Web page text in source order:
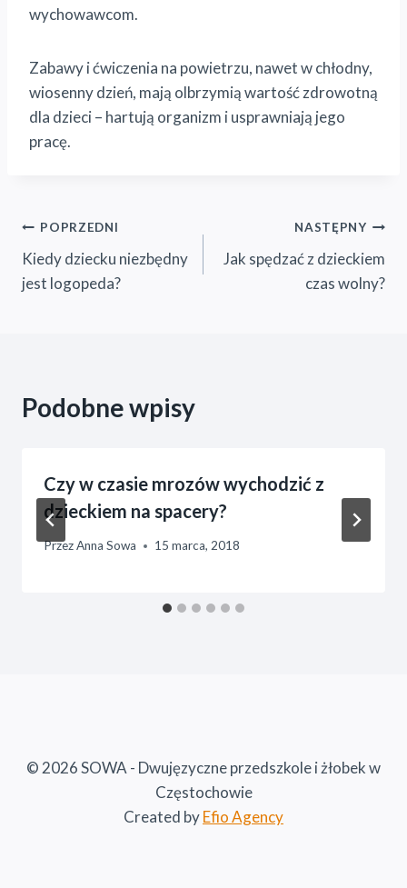
wychowawcom.
Zabawy i ćwiczenia na powietrzu, nawet w chłodny,
wiosenny dzień, mają olbrzymią wartość zdrowotną
dla dzieci – hartują organizm i usprawniają jego
pracę.
Nawigacja
wpisu
POPRZEDNI
Kiedy dziecku niezbędny
jest logopeda?
NASTĘPNY
Jak spędzać z dzieckiem
czas wolny?
Podobne wpisy
Czy w czasie mrozów wychodzić z
dzieckiem na spacery?
PrzezAnna Sowa 15 marca, 2018
© 2026 SOWA - Dwujęzyczne przedszkole i żłobek w
Częstochowie
Created byEfio Agency